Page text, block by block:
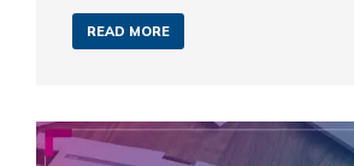
READ MORE